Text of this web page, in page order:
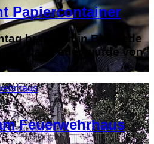
Papiercontainer
brannten in Bleckede
Das Feuer wurde von
Feuerwehrhaus